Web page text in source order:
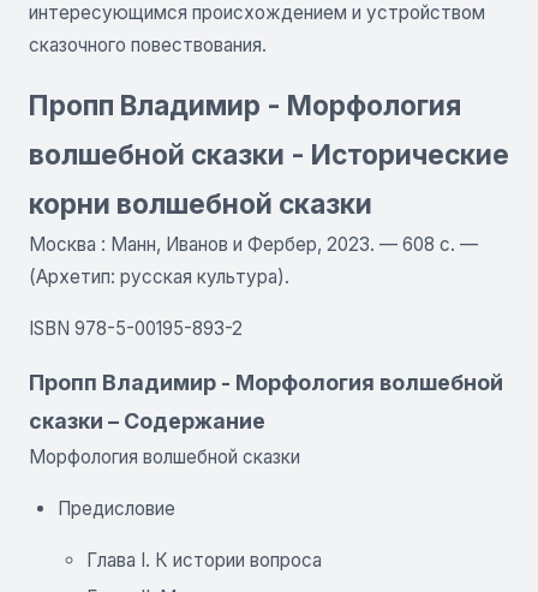
интересующимся происхождением и устройством
сказочного повествования.
Пропп Владимир - Морфология
волшебной сказки - Исторические
корни волшебной сказки
Москва : Манн, Иванов и Фербер, 2023. — 608 с. —
(Архетип: русская культура).
ISBN 978-5-00195-893-2
Пропп Владимир - Морфология волшебной
сказки – Содержание
Морфология волшебной сказки
Предисловие
Глава I. К истории вопроса